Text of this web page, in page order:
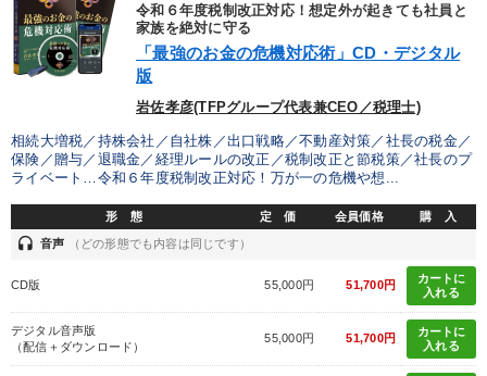
令和６年度税制改正対応！想定外が起きても社員と
家族を絶対に守る
「最強のお金の危機対応術」CD・デジタル
版
岩佐孝彦(TFPグループ代表兼CEO／税理士)
相続大増税／持株会社／自社株／出口戦略／不動産対策／社長の税金／
保険／贈与／退職金／経理ルールの改正／税制改正と節税策／社長のプ
ライベート…令和６年度税制改正対応！万が一の危機や想...
形 態 定 価 会員価格 購 入
headset 音声 （どの形態でも内容は同じです）
CD版 55,000円 51,700円
カートに
入れる
デジタル音声版
（配信＋ダウンロード）
55,000円 51,700円
カートに
入れる